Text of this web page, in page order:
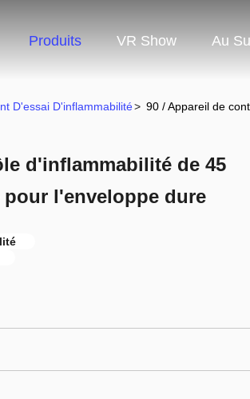
Produits VR Show Au
D'essai D'inflammabilité> 90 / Appareil de
d'inflammabilité de 45
l'enveloppe dure